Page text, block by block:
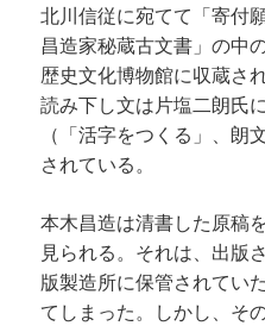
北川信従に宛てて「寄付
昌造家秘蔵古文書」の中
歴史文化博物館に収蔵さ
読み下し文は片塩二朗氏
（「活字をつくる」、朗
されている。
本木昌造は清書した原稿
見られる。それは、出版
版製造所に保管されてい
てしまった。しかし、そ